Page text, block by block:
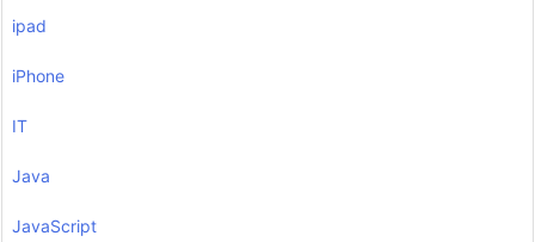
ipad
iPhone
IT
Java
JavaScript